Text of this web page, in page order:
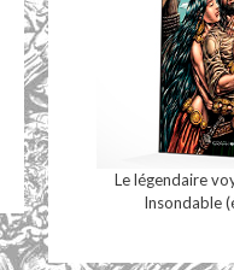
Le légendaire
Insondable